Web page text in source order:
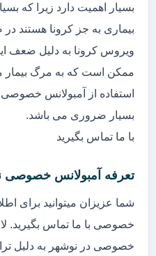
بسیار اهمیت دارد زیرا که
بیماری به جز کرونا هستند
ویروس کرونا به دلیل ضعف
ممکن است که به مرگ بیمار
استفاده از آمبولانس
بسیار ضروری می باشد.
با ما تماس بگیرید
تعرفه آمبولانس خصوصی
شما عزیزان میتوانید برای
خصوصی با ما تماس بگیرید.
خصوصی در نوشهر به دلیل